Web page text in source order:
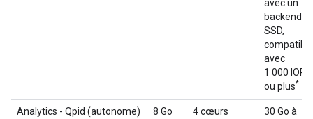
avec un
backend
SSD,
compatible
avec
1 000 IOPS
ou plus*
Analytics - Qpid (autonome) 8 Go 4 cœurs
30 Go à